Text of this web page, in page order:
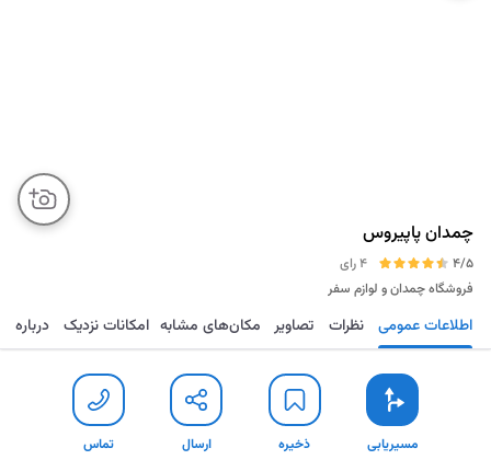
چمدان پاپیروس
4/5
4 رای
فروشگاه چمدان و لوازم سفر
مسیریابی ذخیره ارسال تماس اطلاعات عمومی نظرات تصاویر مکان‌های مشابه امکانات نزدیک درباره
مسیریابی ذخیره ارسال تماس